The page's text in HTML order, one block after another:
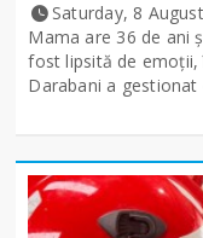
Saturday, 8
Mama are 36 de ani
fost lipsită de emoții,
Darabani a